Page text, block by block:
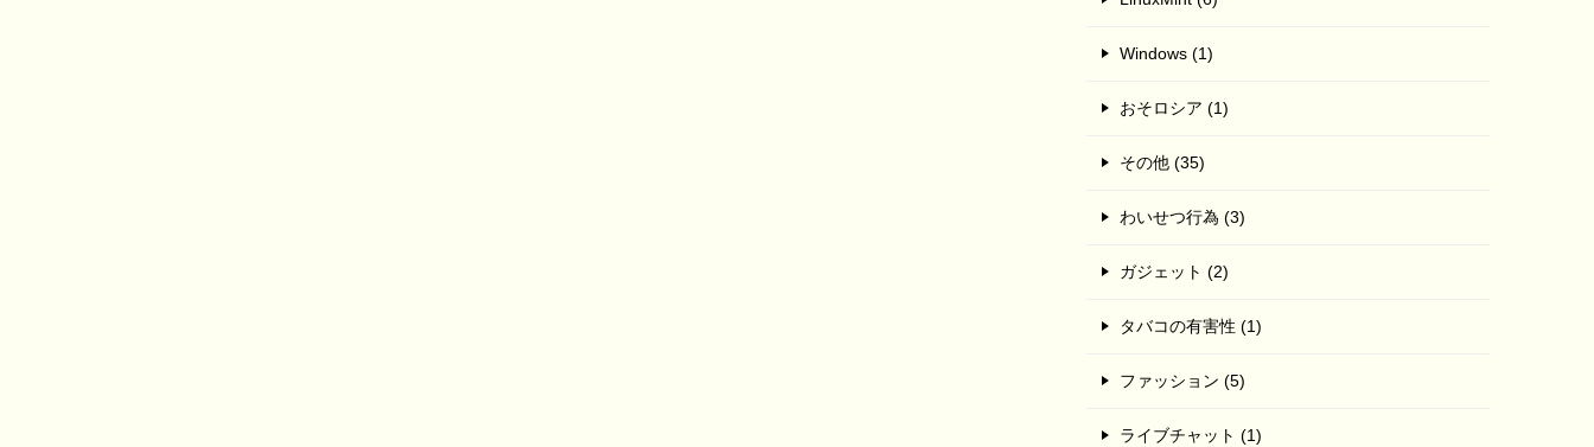
Windows (1)
おそロシア (1)
その他 (35)
わいせつ行為 (3)
ガジェット (2)
タバコの有害性 (1)
ファッション (5)
ライブチャット (1)